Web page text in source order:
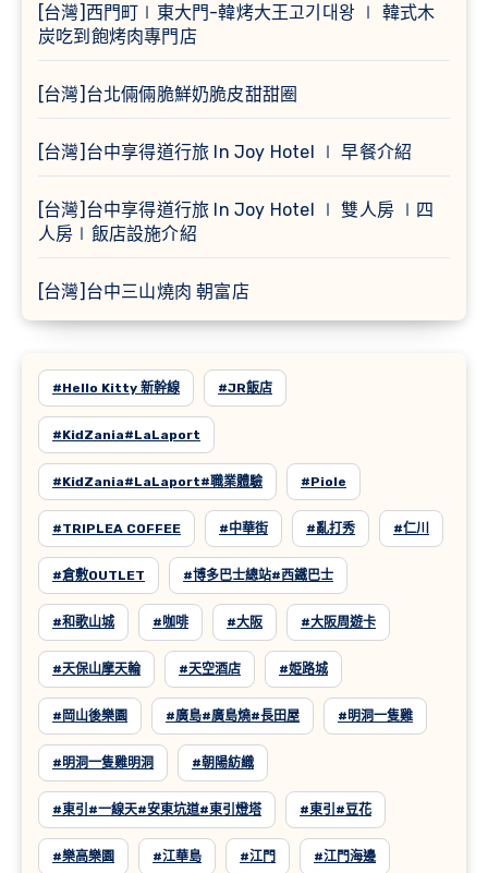
[台灣]西門町∣東大門-韓烤大王고기대왕 ∣ 韓式木
炭吃到飽烤肉專門店
[台灣]台北倆倆脆鮮奶脆皮甜甜圈
[台灣]台中享得道行旅 In Joy Hotel ∣ 早餐介紹
[台灣]台中享得道行旅 In Joy Hotel ∣ 雙人房 ∣四
人房∣飯店設施介紹
[台灣]台中三山燒肉 朝富店
#Hello Kitty 新幹線 #JR飯店
#KidZania#LaLaport
#KidZania#LaLaport#職業體驗 #Piole
#TRIPLEA COFFEE #中華街 #亂打秀 #仁川
#倉敷OUTLET #博多巴士總站#西鐵巴士
#和歌山城 #咖啡 #大阪 #大阪周遊卡
#天保山摩天輪 #天空酒店 #姫路城
#岡山後樂園 #廣島#廣島燒#長田屋 #明洞一隻雞
#明洞一隻雞明洞 #朝陽紡織
#東引#一線天#安東坑道#東引燈塔 #東引#豆花
#樂高樂園 #江華島 #江門 #江門海邊